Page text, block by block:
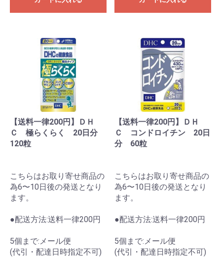
【送料一律200円】ＤＨ
Ｃ 極らくらく 20日分
120粒
こちらはお取り寄せ商品の
為6〜10日後の発送となり
ます。
●配送方法:送料一律200円
5個まで:メール便
(代引・配達日時指定不可)
【送料一律200円】ＤＨ
Ｃ コンドロイチン 20日
分 60粒
こちらはお取り寄せ商品の
為6〜10日後の発送となり
ます。
●配送方法:送料一律200円
5個まで:メール便
(代引・配達日時指定不可)